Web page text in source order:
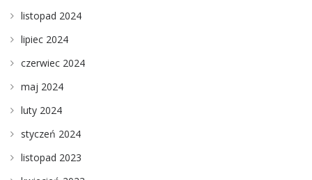
listopad 2024
lipiec 2024
czerwiec 2024
maj 2024
luty 2024
styczeń 2024
listopad 2023